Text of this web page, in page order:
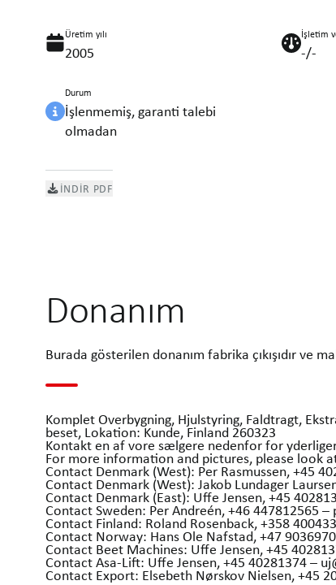
Üretim yılı
2005
İşletim
-/-
Durum
İşlenmemiş, garanti talebi
olmadan
İNDIR PDF
Donanım
Burada gösterilen donanım fabrika çıkışıdır ve
Komplet Overbygning, Hjulstyring, Faldtragt,
beset, Lokation: Kunde, Finland 260323
Kontakt en af vore sælgere nedenfor for
For more information and pictures, please
Contact Denmark (West): Per Rasmussen, +45
Contact Denmark (West): Jakob Lundager
Contact Denmark (East): Uffe Jensen, +45
Contact Sweden: Per Andreén, +46 447812565 –
Contact Finland: Roland Rosenback, +358
Contact Norway: Hans Ole Nafstad, +47
Contact Beet Machines: Uffe Jensen, +45
Contact Asa-Lift: Uffe Jensen, +45 40281374 –
Contact Export: Elsebeth Nørskov Nielsen, +45